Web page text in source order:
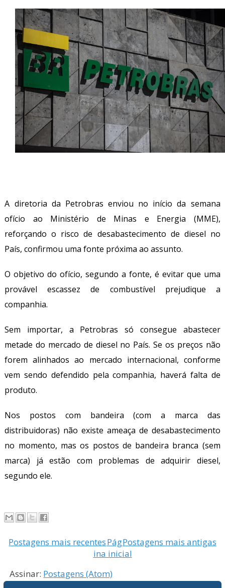
A diretoria da Petrobras enviou no início da semana
ofício ao Ministério de Minas e Energia (MME),
reforçando o risco de desabastecimento de diesel no
País, confirmou uma fonte próxima ao assunto.
O objetivo do ofício, segundo a fonte, é evitar que uma
provável escassez de combustível prejudique a
companhia.
Sem importar, a Petrobras só consegue abastecer
metade do mercado de diesel no País. Se os preços não
forem alinhados ao mercado internacional, conforme
vem sendo defendido pela companhia, haverá falta de
produto.
Nos postos com bandeira (com a marca das
distribuidoras) não existe ameaça de desabastecimento
no momento, mas os postos de bandeira branca (sem
marca) já estão com problemas de adquirir diesel,
segundo ele.
Postagens mais recentes Postagens mais antigas
Pág
ina inicial
Assinar: Postagens (Atom)